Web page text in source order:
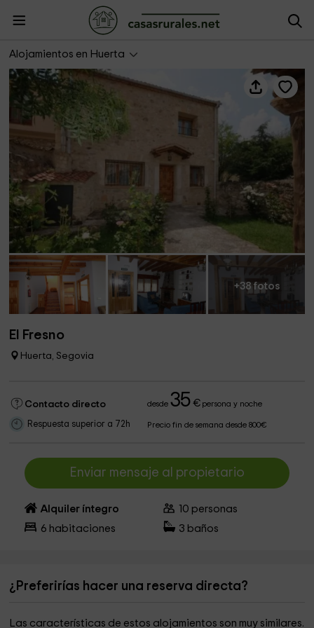
Alojamientos en Huerta
+38 fotos
El Fresno
Huerta, Segovia
Contacto directo desde35 €persona y noche
Respuesta superior a 72h Precio fin de semana desde 800€
Enviar mensaje al propietario
Alquiler íntegro 10 personas
6 habitaciones 3 baños
¿Preferirías hacer una reserva directa?
Las características de estos alojamientos son muy similares.